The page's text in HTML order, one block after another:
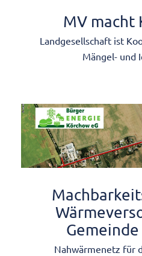
MV macht
Landgesellschaft ist
Mängel- und
Nahwärmenetz für